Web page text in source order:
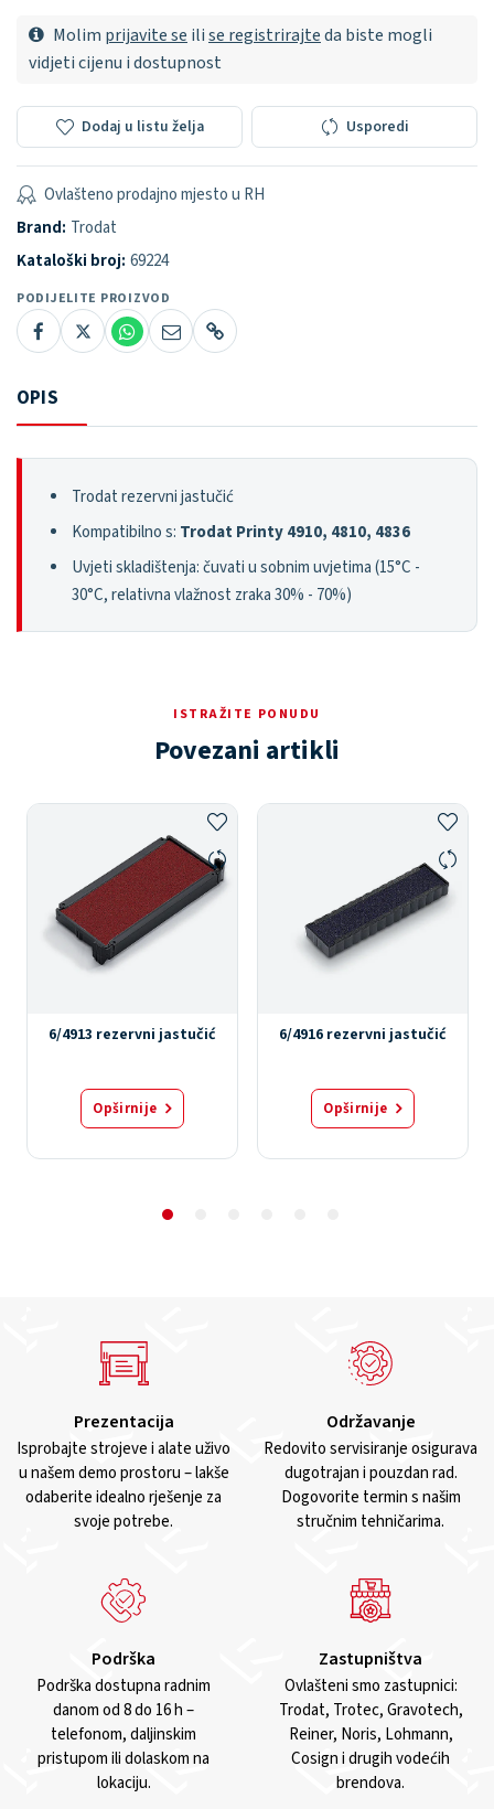
Molim prijavite se ilise registrirajteda biste mogli
vidjeti cijenu i dostupnost
Dodaj u listu želja Usporedi
Ovlašteno prodajno mjesto u RH
Brand: Trodat
Kataloški broj: 69224
PODIJELITE PROIZVOD
OPIS
Trodat rezervni jastučić
Kompatibilno s: Trodat Printy 4910, 4810, 4836
Uvjeti skladištenja: čuvati u sobnim uvjetima (15°C -
30°C, relativna vlažnost zraka 30% - 70%)
ISTRAŽITE PONUDU
Povezani artikli
6/4913 rezervni jastučić
Opširnije
6/4916 rezervni jastučić
Opširnije
Prezentacija
Isprobajte strojeve i alate uživo
u našem demo prostoru – lakše
odaberite idealno rješenje za
svoje potrebe.
Održavanje
Redovito servisiranje osigurava
dugotrajan i pouzdan rad.
Dogovorite termin s našim
stručnim tehničarima.
Podrška
Podrška dostupna radnim
danom od 8 do 16 h –
telefonom, daljinskim
pristupom ili dolaskom na
lokaciju.
Zastupništva
Ovlašteni smo zastupnici:
Trodat, Trotec, Gravotech,
Reiner, Noris, Lohmann,
Cosign i drugih vodećih
brendova.